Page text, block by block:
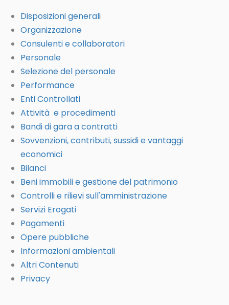
Disposizioni generali
Organizzazione
Consulenti e collaboratori
Personale
Selezione del personale
Performance
Enti Controllati
Attività e procedimenti
Bandi di gara a contratti
Sovvenzioni, contributi, sussidi e vantaggi
economici
Bilanci
Beni immobili e gestione del patrimonio
Controlli e rilievi sull'amministrazione
Servizi Erogati
Pagamenti
Opere pubbliche
Informazioni ambientali
Altri Contenuti
Privacy